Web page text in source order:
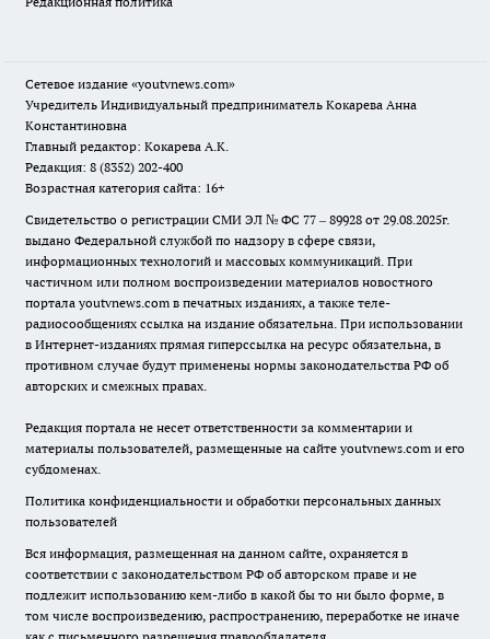
Сетевое издание «youtvnews.com»
Учредитель Индивидуальный предприниматель Кокарева Анна
Константиновна
Главный редактор: Кокарева А.К.
Редакция: 8 (8352) 202-400
Возрастная категория сайта: 16+
Свидетельство о регистрации СМИ ЭЛ № ФС 77 – 89928 от 29.08.2025г.
выдано Федеральной службой по надзору в сфере связи,
информационных технологий и массовых коммуникаций. При
частичном или полном воспроизведении материалов новостного
портала youtvnews.com в печатных изданиях, а также теле-
радиосообщениях ссылка на издание обязательна. При использовании
в Интернет-изданиях прямая гиперссылка на ресурс обязательна, в
противном случае будут применены нормы законодательства РФ об
авторских и смежных правах.
Редакция портала не несет ответственности за комментарии и
материалы пользователей, размещенные на сайте youtvnews.com и его
субдоменах.
Политика конфиденциальности и обработки персональных данных
пользователей
Вся информация, размещенная на данном сайте, охраняется в
соответствии с законодательством РФ об авторском праве и не
подлежит использованию кем-либо в какой бы то ни было форме, в
том числе воспроизведению, распространению, переработке не иначе